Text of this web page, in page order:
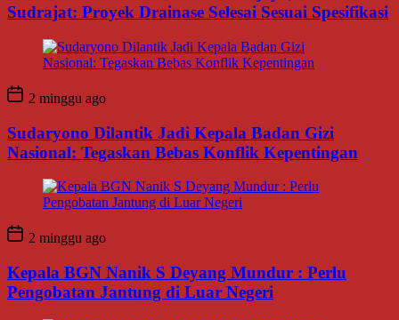
Sudrajat: Proyek Drainase Selesai Sesuai Spesifikasi
2 minggu ago
Sudaryono Dilantik Jadi Kepala Badan Gizi
Nasional: Tegaskan Bebas Konflik Kepentingan
2 minggu ago
Kepala BGN Nanik S Deyang Mundur : Perlu
Pengobatan Jantung di Luar Negeri